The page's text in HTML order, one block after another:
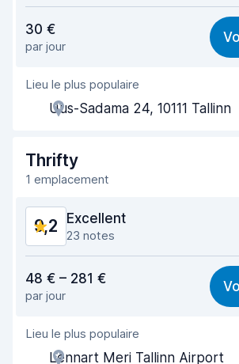
Recherche facile
Agent serviable
Prise en charge rapide
Restitution rapide
Propreté de la voiture
État du véhicule
30 €
par jour
Lieu le plus populaire
Uus-Sadama 24, 10111 Tallinn
Thrifty
1 emplacement
9,2 Excellent
23 notes
Recherche facile
Agent serviable
48 € – 281 €
par jour
Lieu le plus populaire
Lennart Meri Tallinn Airport